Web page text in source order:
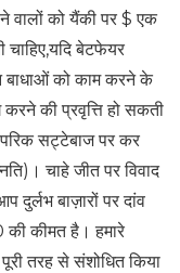
वालों को यैंकी पर $ एक
बेटफेयर
बाधाओं को काम करने के
की प्रवृत्ति हो सकती
सट्टेबाज पर कर
चाहे जीत पर विवाद
बाज़ारों पर दांव
की कीमत है। हमारे
तरह से संशोधित किया